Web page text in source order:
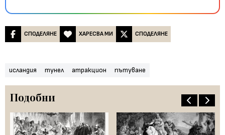
СПОДЕЛЯНЕ ХАРЕСВА МИ СПОДЕЛЯНЕ
исландия тунел атракцион пътуване
Подобни